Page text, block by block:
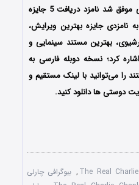
حضور در جشنواره‌های بین‌المللی‌ موفق شد نامزد دریافت 5 جایزه
نامزدی جایزه بهترین ویرایش،
بهترین مستند سینمایی و
کرد؛ نسخه دوبله فارسی به
را می‌توانید با لینک مستقیم و
دوستی ها دانلود کنید.
The Real
, بیوگرافی چارلی